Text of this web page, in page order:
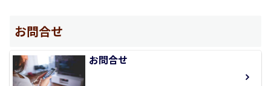
お問合せ
お問合せ